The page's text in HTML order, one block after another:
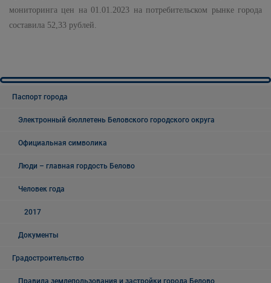
мониторинга цен на 01.01.2023 на потребительском рынке города
составила 52,33 рублей.
Паспорт города
Электронный бюллетень Беловского городского округа
Официальная символика
Люди – главная гордость Белово
Человек года
2017
Документы
Градостроительство
Правила землепользования и застройки города Белово